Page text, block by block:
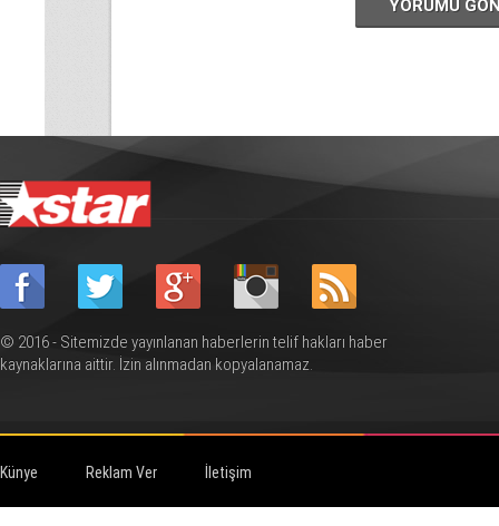
YORUMU
© 2016 - Sitemizde yayınlanan haberlerin telif hakları haber
kaynaklarına aittir. İzin alınmadan kopyalanamaz.
Künye Reklam Ver İletişim